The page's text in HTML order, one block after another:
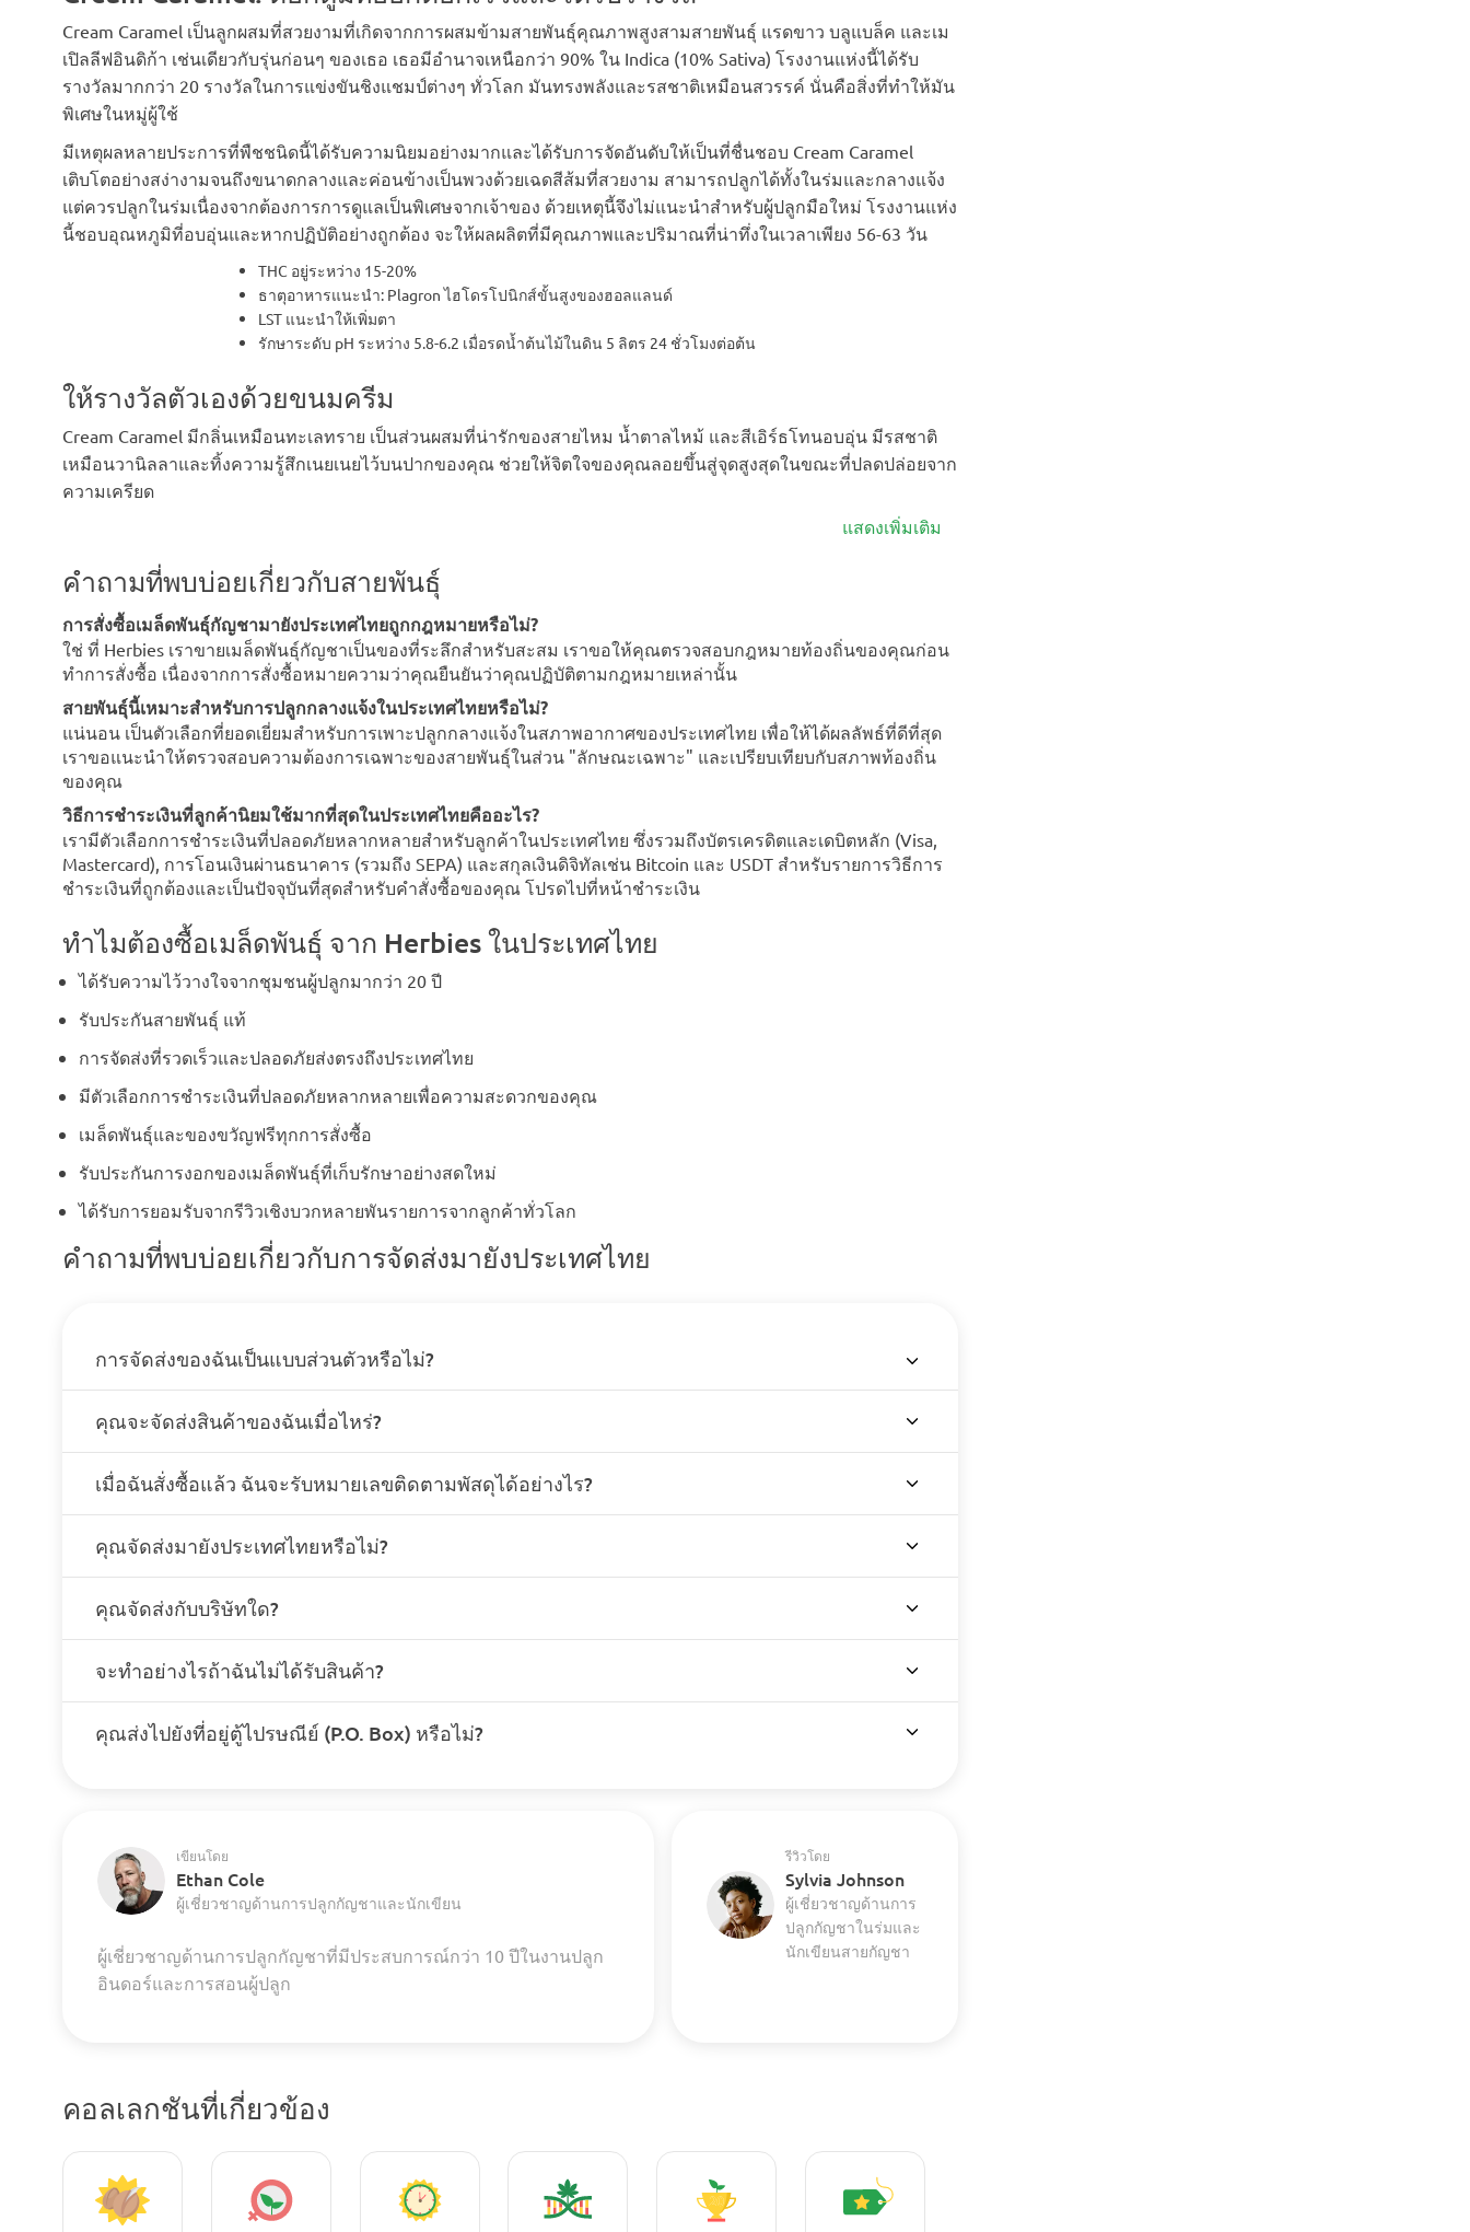
Cream Caramel เป็นลูกผสมที่สวยงามที่เกิดจากการผสมข้ามสายพันธุ์คุณภาพสูงสามสายพันธุ์ แรดขาว บลูแบล็ค และเม
เปิลลีฟอินดิก้า เช่นเดียวกับรุ่นก่อนๆ ของเธอ เธอมีอำนาจเหนือกว่า 90% ใน Indica (10% Sativa) โรงงานแห่งนี้ได้รับ
รางวัลมากกว่า 20 รางวัลในการแข่งขันชิงแชมป์ต่างๆ ทั่วโลก มันทรงพลังและรสชาติเหมือนสวรรค์ นั่นคือสิ่งที่ทำให้มัน
พิเศษในหมู่ผู้ใช้
มีเหตุผลหลายประการที่พืชชนิดนี้ได้รับความนิยมอย่างมากและได้รับการจัดอันดับให้เป็นที่ชื่นชอบ Cream Caramel
เติบโตอย่างสง่างามจนถึงขนาดกลางและค่อนข้างเป็นพวงด้วยเฉดสีส้มที่สวยงาม สามารถปลูกได้ทั้งในร่มและกลางแจ้ง
แต่ควรปลูกในร่มเนื่องจากต้องการการดูแลเป็นพิเศษจากเจ้าของ ด้วยเหตุนี้จึงไม่แนะนำสำหรับผู้ปลูกมือใหม่ โรงงานแห่ง
นี้ชอบอุณหภูมิที่อบอุ่นและหากปฏิบัติอย่างถูกต้อง จะให้ผลผลิตที่มีคุณภาพและปริมาณที่น่าทึ่งในเวลาเพียง 56-63 วัน
THC อยู่ระหว่าง 15-20%
ธาตุอาหารแนะนำ: Plagron ไฮโดรโปนิกส์ขั้นสูงของฮอลแลนด์
LST แนะนำให้เพิ่มตา
รักษาระดับ pH ระหว่าง 5.8-6.2 เมื่อรดน้ำต้นไม้ในดิน 5 ลิตร 24 ชั่วโมงต่อต้น
ให้รางวัลตัวเองด้วยขนมครีม
Cream Caramel มีกลิ่นเหมือนทะเลทราย เป็นส่วนผสมที่น่ารักของสายไหม น้ำตาลไหม้ และสีเอิร์ธโทนอบอุ่น มีรสชาติ
เหมือนวานิลลาและทิ้งความรู้สึกเนยเนยไว้บนปากของคุณ ช่วยให้จิตใจของคุณลอยขึ้นสู่จุดสูงสุดในขณะที่ปลดปล่อยจาก
ความเครียด
แสดงเพิ่มเติม
คำถามที่พบบ่อยเกี่ยวกับสายพันธุ์
การสั่งซื้อเมล็ดพันธุ์กัญชามายังประเทศไทยถูกกฎหมายหรือไม่?
ใช่ ที่ Herbies เราขายเมล็ดพันธุ์กัญชาเป็นของที่ระลึกสำหรับสะสม เราขอให้คุณตรวจสอบกฎหมายท้องถิ่นของคุณก่อน
ทำการสั่งซื้อ เนื่องจากการสั่งซื้อหมายความว่าคุณยืนยันว่าคุณปฏิบัติตามกฎหมายเหล่านั้น
สายพันธุ์นี้เหมาะสำหรับการปลูกกลางแจ้งในประเทศไทยหรือไม่?
แน่นอน เป็นตัวเลือกที่ยอดเยี่ยมสำหรับการเพาะปลูกกลางแจ้งในสภาพอากาศของประเทศไทย เพื่อให้ได้ผลลัพธ์ที่ดีที่สุด
เราขอแนะนำให้ตรวจสอบความต้องการเฉพาะของสายพันธุ์ในส่วน "ลักษณะเฉพาะ" และเปรียบเทียบกับสภาพท้องถิ่น
ของคุณ
วิธีการชำระเงินที่ลูกค้านิยมใช้มากที่สุดในประเทศไทยคืออะไร?
เรามีตัวเลือกการชำระเงินที่ปลอดภัยหลากหลายสำหรับลูกค้าในประเทศไทย ซึ่งรวมถึงบัตรเครดิตและเดบิตหลัก (Visa,
Mastercard), การโอนเงินผ่านธนาคาร (รวมถึง SEPA) และสกุลเงินดิจิทัลเช่น Bitcoin และ USDT สำหรับรายการวิธีการ
ชำระเงินที่ถูกต้องและเป็นปัจจุบันที่สุดสำหรับคำสั่งซื้อของคุณ โปรดไปที่หน้าชำระเงิน
ทำไมต้องซื้อเมล็ดพันธุ์ จาก Herbies ในประเทศไทย
ได้รับความไว้วางใจจากชุมชนผู้ปลูกมากว่า 20 ปี
รับประกันสายพันธุ์ แท้
การจัดส่งที่รวดเร็วและปลอดภัยส่งตรงถึงประเทศไทย
มีตัวเลือกการชำระเงินที่ปลอดภัยหลากหลายเพื่อความสะดวกของคุณ
เมล็ดพันธุ์และของขวัญฟรีทุกการสั่งซื้อ
รับประกันการงอกของเมล็ดพันธุ์ที่เก็บรักษาอย่างสดใหม่
ได้รับการยอมรับจากรีวิวเชิงบวกหลายพันรายการจากลูกค้าทั่วโลก
คำถามที่พบบ่อยเกี่ยวกับการจัดส่งมายังประเทศไทย
การจัดส่งของฉันเป็นแบบส่วนตัวหรือไม่?
คุณจะจัดส่งสินค้าของฉันเมื่อไหร่?
เมื่อฉันสั่งซื้อแล้ว ฉันจะรับหมายเลขติดตามพัสดุได้อย่างไร?
คุณจัดส่งมายังประเทศไทยหรือไม่?
คุณจัดส่งกับบริษัทใด?
จะทำอย่างไรถ้าฉันไม่ได้รับสินค้า?
คุณส่งไปยังที่อยู่ตู้ไปรษณีย์ (P.O. Box) หรือไม่?
เขียนโดย
Ethan Cole
ผู้เชี่ยวชาญด้านการปลูกกัญชาและนักเขียน
ผู้เชี่ยวชาญด้านการปลูกกัญชาที่มีประสบการณ์กว่า 10 ปีในงานปลูก
อินดอร์และการสอนผู้ปลูก
รีวิวโดย
Sylvia Johnson
ผู้เชี่ยวชาญด้านการ
ปลูกกัญชาในร่มและ
นักเขียนสายกัญชา
คอลเลกชันที่เกี่ยวข้อง